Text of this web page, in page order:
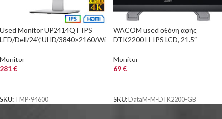
Used Monitor UP2414QT IPS
LED/Dell/24\”UHD/3840×2160/Wi
HUB
Monitor
281€
SKU: TMP-94600
WACOM used οθόνη αφής
DTK2200 H-IPS LCD, 21.5″
Monitor
69€
SKU: DataM-M-DTK2200-GB